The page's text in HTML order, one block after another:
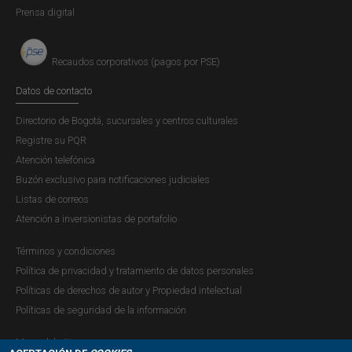
canalizarse por conducto del mercado cambiario
sección 7.2.1.1 de la Circular Reglamentaria Externa
83.
Tema del concepto
Régimen cambiario general
del sector de hidrocarburos y minería
Imprimir
Prensa digital
Recaudos corporativos (pagos por PSE)
Datos de contacto
Directorio de Bogotá, sucursales y centros culturales
Registre su PQR
Atención telefónica
Buzón exclusivo para notificaciones judiciales
Listas de correos
Atención a inversionistas de portafolio
Términos y condiciones
Política de privacidad y tratamiento de datos personales
Políticas de derechos de autor y Propiedad intelectual
Políticas de seguridad de la información
Mapa del sitio